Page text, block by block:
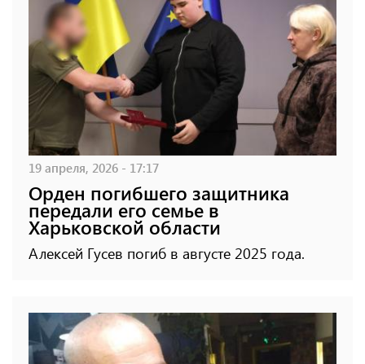
19 апреля, 2026 - 17:17
Орден погибшего защитника
передали его семье в
Харьковской области
Алексей Гусев погиб в августе 2025 года.